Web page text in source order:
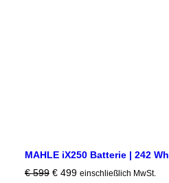
MAHLE iX250 Batterie | 242 Wh
€599 Ursprünglicher
€ 499Aktueller
einschließlich MwSt.